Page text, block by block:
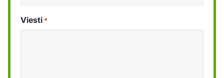
Viesti *